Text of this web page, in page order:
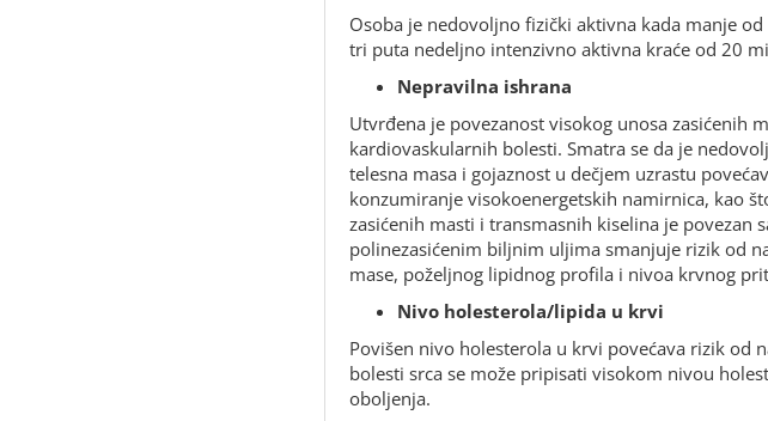
Osoba je nedovoljno fizički aktivna kada manje
tri puta nedeljno intenzivno aktivna kraće od 20
Nepravilna ishrana
Utvrđena je povezanost visokog unosa zasićenih
kardiovaskularnih bolesti. Smatra se da je
telesna masa i gojaznost u dečjem uzrastu
konzumiranje visokoenergetskih namirnica, kao
zasićenih masti i transmasnih kiselina je povezan
polinezasićenim biljnim uljima smanjuje rizik od
mase, poželjnog lipidnog profila i nivoa krvnog
Nivo holesterola/lipida u krvi
Povišen nivo holesterola u krvi povećava rizik od
bolesti srca se može pripisati visokom nivou
oboljenja.